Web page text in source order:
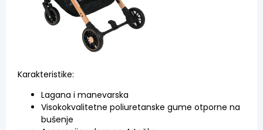
Karakteristike:
Lagana i manevarska
Visokokvalitetne poliuretanske gume otporne na
bušenje